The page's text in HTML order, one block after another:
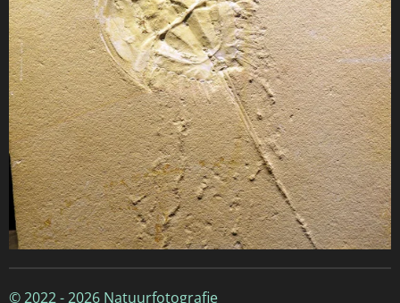
© 2022 - 2026 Natuurfotografie